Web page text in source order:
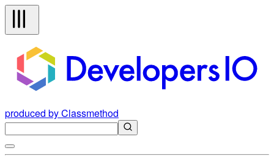
produced by Classmethod